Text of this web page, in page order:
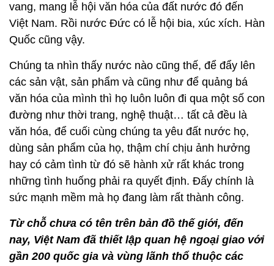
vang, mang lễ hội văn hóa của đất nước đó đến
Việt Nam. Rồi nước Đức có lễ hội bia, xúc xích. Hàn
Quốc cũng vậy.
Chúng ta nhìn thấy nước nào cũng thế, để đẩy lên
các sản vật, sản phẩm và cũng như để quảng bá
văn hóa của mình thì họ luôn luôn đi qua một số con
đường như thời trang, nghệ thuật… tất cả đều là
văn hóa, để cuối cùng chúng ta yêu đất nước họ,
dùng sản phẩm của họ, thậm chí chịu ảnh hưởng
hay có cảm tình từ đó sẽ hành xử rất khác trong
những tình huống phải ra quyết định. Đấy chính là
sức mạnh mềm mà họ đang làm rất thành công.
Từ chỗ chưa có tên trên bản đồ thế giới, đến
nay, Việt Nam đã thiết lập quan hệ ngoại giao với
gần 200 quốc gia và vùng lãnh thổ thuộc các